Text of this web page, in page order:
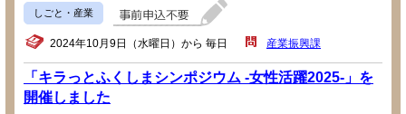
しごと・産業
2024年10月9日（水曜日）から 毎日 産業振興課
「キラっとふくしまシンポジウム -女性活躍2025-」を
開催しました